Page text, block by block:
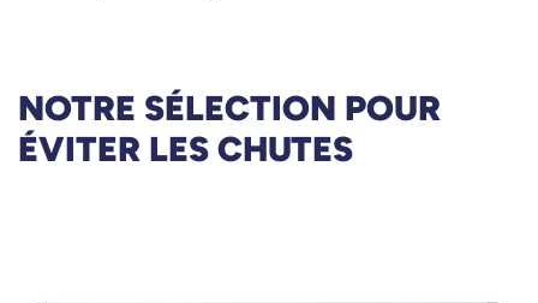
NOTRE SÉLECTION POUR
ÉVITER LES CHUTES